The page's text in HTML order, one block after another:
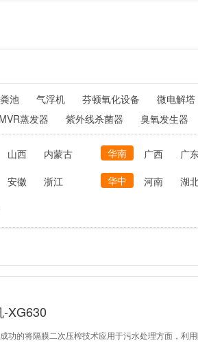
池 气浮机 芬顿氧化设备 微电解塔
MVR蒸发器 紫外线杀菌器 臭氧发生器
山西 内蒙古 华南 广西 广
安徽 浙江 华中 河南 湖
-XG630
功的将隔膜二次压榨技术应用于污水处理方面，利